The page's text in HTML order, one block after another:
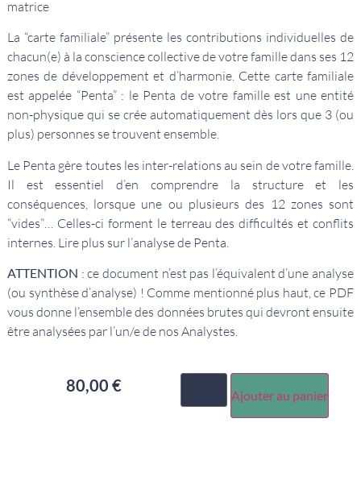
matrice
La “carte familiale” présente les contributions individuelles de
chacun(e) à la conscience collective de votre famille dans ses 12
zones de développement et d’harmonie. Cette carte familiale
est appelée “Penta” : le Penta de votre famille est une entité
non-physique qui se crée automatiquement dès lors que 3 (ou
plus) personnes se trouvent ensemble.
Le Penta gère toutes les inter-relations au sein de votre famille.
Il est essentiel d’en comprendre la structure et les
conséquences, lorsque une ou plusieurs des 12 zones sont
“vides”… Celles-ci forment le terreau des difficultés et conflits
internes. Lire plus sur l’analyse de Penta
ATTENTION : ce document n’est pas l’équivalent d’une analyse
(ou synthèse d’analyse) ! Comme mentionné plus haut, ce PDF
vous donne l’ensemble des données brutes qui devront ensuite
être analysées par l’un/e de nos Analystes.
80,00 €
Ajouter au panier